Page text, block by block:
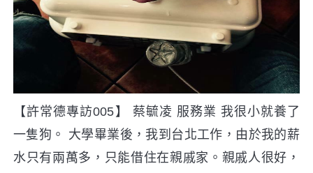
【許常德專訪005】 蔡毓凌 服務業 我很小就養了
一隻狗。 大學畢業後，我到台北工作，由於我的薪
水只有兩萬多，只能借住在親戚家。親戚人很好，